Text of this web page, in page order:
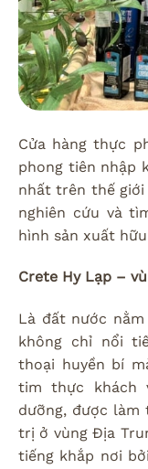
Cửa hàng thực
phong tiên nhập
nhất trên thế giới
nghiên cứu và
hình sản xuất
Crete Hy Lạp –
Là đất nước
không chỉ nổi
thoại huyền bí
tim thực khách
dưỡng, được
trị ở vùng Địa
tiếng khắp nơi